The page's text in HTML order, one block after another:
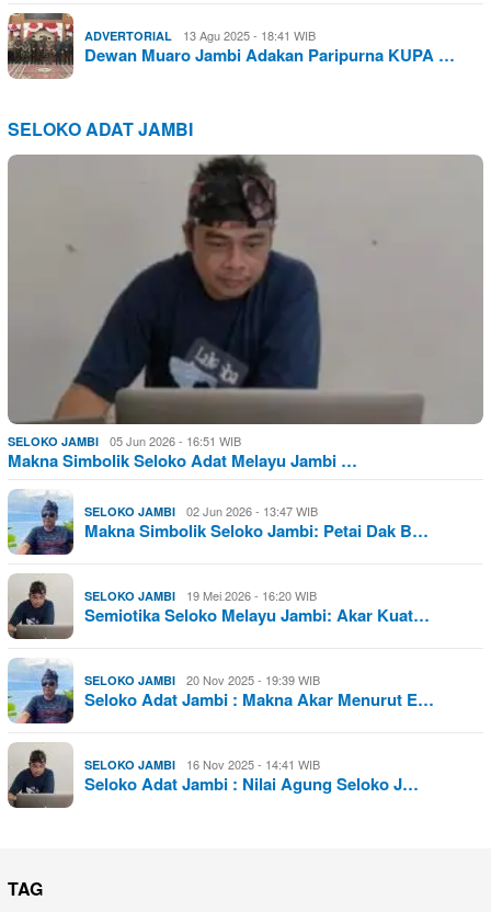
ADVERTORIAL 13 Agu 2025 - 18:41 WIB
Dewan Muaro Jambi Adakan Paripurna KUPA …
SELOKO ADAT JAMBI
SELOKO JAMBI 05 Jun 2026 - 16:51 WIB
Makna Simbolik Seloko Adat Melayu Jambi …
SELOKO JAMBI 02 Jun 2026 - 13:47 WIB
Makna Simbolik Seloko Jambi: Petai Dak B…
SELOKO JAMBI 19 Mei 2026 - 16:20 WIB
Semiotika Seloko Melayu Jambi: Akar Kuat…
SELOKO JAMBI 20 Nov 2025 - 19:39 WIB
Seloko Adat Jambi : Makna Akar Menurut E…
SELOKO JAMBI 16 Nov 2025 - 14:41 WIB
Seloko Adat Jambi : Nilai Agung Seloko J…
TAG